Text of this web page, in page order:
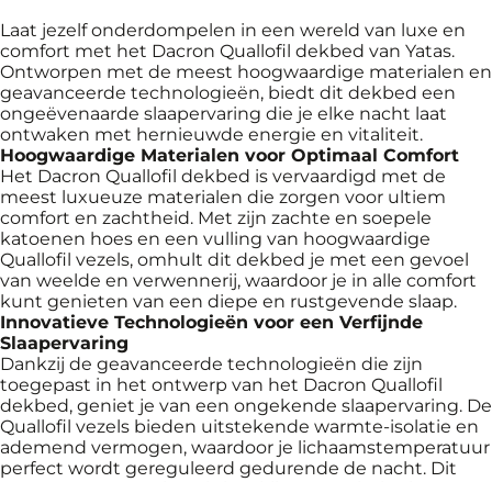
Laat jezelf onderdompelen in een wereld van luxe en
comfort met het Dacron Quallofil dekbed van Yatas.
Ontworpen met de meest hoogwaardige materialen en
geavanceerde technologieën, biedt dit dekbed een
ongeëvenaarde slaapervaring die je elke nacht laat
ontwaken met hernieuwde energie en vitaliteit.
Hoogwaardige Materialen voor Optimaal Comfort
Het Dacron Quallofil dekbed is vervaardigd met de
meest luxueuze materialen die zorgen voor ultiem
comfort en zachtheid. Met zijn zachte en soepele
katoenen hoes en een vulling van hoogwaardige
Quallofil vezels, omhult dit dekbed je met een gevoel
van weelde en verwennerij, waardoor je in alle comfort
kunt genieten van een diepe en rustgevende slaap.
Innovatieve Technologieën voor een Verfijnde
Slaapervaring
Dankzij de geavanceerde technologieën die zijn
toegepast in het ontwerp van het Dacron Quallofil
dekbed, geniet je van een ongekende slaapervaring. De
Quallofil vezels bieden uitstekende warmte-isolatie en
ademend vermogen, waardoor je lichaamstemperatuur
perfect wordt gereguleerd gedurende de nacht. Dit